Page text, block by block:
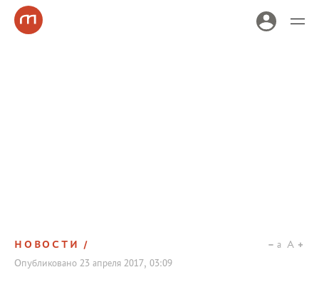
НОВОСТИ
Опубликовано 23 апреля 2017, 03:09
a A